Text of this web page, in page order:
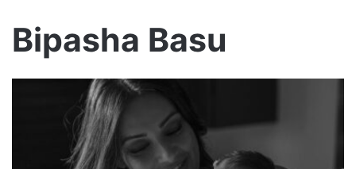
Bipasha Basu